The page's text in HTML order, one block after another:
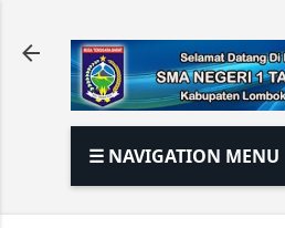
☰ NAVIGATION MENU